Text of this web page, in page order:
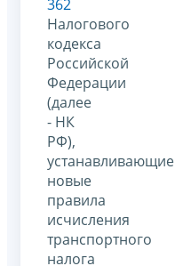
362
Налогового
кодекса
Российской
Федерации
(далее
- НК
РФ),
устанавливающие
новые
правила
исчисления
транспортного
налога